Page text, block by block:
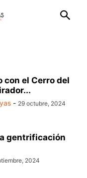
con el Cerro del
- 29 octubre, 2024
gentrificación
2024